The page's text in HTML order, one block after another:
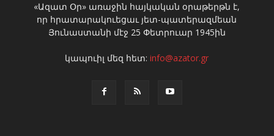
«Ազատ Օր» առաջին հայկական օրաթերթն է,
որ հրատարակուեցաւ յետ-պատերազմեան
Յունաստանի մէջ 25 Փետրուար 1945ին
կապուիլ մեզ հետ:info@azator.gr